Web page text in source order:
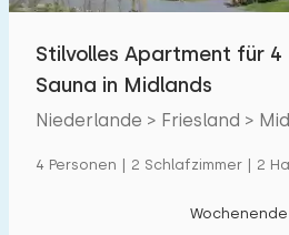
Im Ferienpark
Einfamilienhaus
Ferienbauernhof
Stilvolles Apartment für 4
Sauna in Midlands
Niederlande > Friesland >
4 Personen | 2 Schlafzimmer | 2